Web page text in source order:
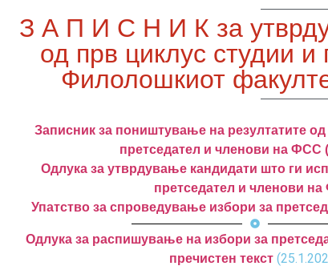
З А П И С Н И К за
од прв циклус студии и
Филолошкиот
Записник за поништување на резултатите
претседател и членови на ФСС
Одлука за утврдување кандидати што ги
претседател и членови
Упатство за спроведување избори за
Одлука за распишување на избори за
пречистен текст